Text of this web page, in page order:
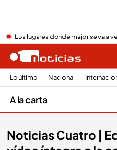
Los lugares donde mejor se va a
Lo último Nacional
A la carta
Noticias Cuatro |